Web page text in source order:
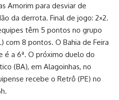
Amorim para desviar de
da derrota. Final de jogo: 2×2.
têm 5 pontos no grupo
com 8 pontos. O Bahia de Feira
é a 6ª. O próximo duelo do
(BA), em Alagoinhas, no
recebe o Retrô (PE) no